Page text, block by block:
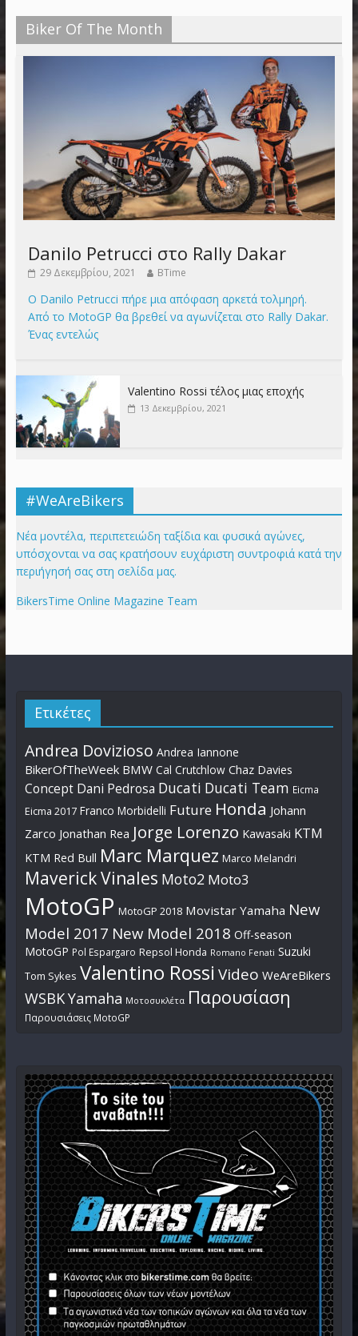
Biker Of The Month
Danilo Petrucci στο Rally Dakar
29 Δεκεμβρίου, 2021 BTime
Ο Danilo Petrucci πήρε μια απόφαση αρκετά τολμηρή.
Από το MotoGP θα βρεθεί να αγωνίζεται στο Rally Dakar.
Ένας εντελώς
Valentino Rossi τέλος μιας εποχής
13 Δεκεμβρίου, 2021
#WeAreBikers
Νέα μοντέλα, περιπετειώδη ταξίδια και φυσικά αγώνες,
υπόσχονται να σας κρατήσουν ευχάριστη συντροφιά κατά την
περιήγησή σας στη σελίδα μας.
BikersTime Online Magazine Team
Ετικέτες
Andrea Dovizioso Andrea Iannone
BikerOfTheWeek BMW Cal Crutchlow Chaz Davies
Concept Dani Pedrosa Ducati Ducati Team Eicma
Eicma 2017 Franco Morbidelli Future Honda Johann
Zarco Jonathan Rea Jorge Lorenzo Kawasaki KTM
KTM Red Bull Marc Marquez Marco Melandri
Maverick Vinales Moto2 Moto3
MotoGP MotoGP 2018 Movistar Yamaha New
Model 2017 New Model 2018 Off-season
MotoGP Pol Espargaro Repsol Honda Romano Fenati Suzuki
Tom Sykes Valentino Rossi Video WeAreBikers
WSBKYamaha Μοτοσυκλέτα Παρουσίαση
Παρουσιάσεις MotoGP